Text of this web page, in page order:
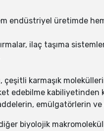
endüstriyel üretimde
ilaç taşıma
çeşitli karmaşık
edebilme kabiliyetinden
emülgatörlerin
biyolojik